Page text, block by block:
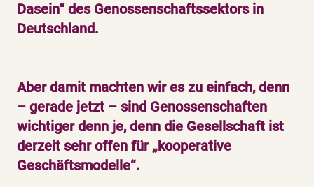
Dasein“ des Genossenschaftssektors in
Deutschland.
Aber damit machten wir es zu einfach, denn
– gerade jetzt – sind Genossenschaften
wichtiger denn je, denn die Gesellschaft ist
derzeit sehr offen für „kooperative
Geschäftsmodelle“.